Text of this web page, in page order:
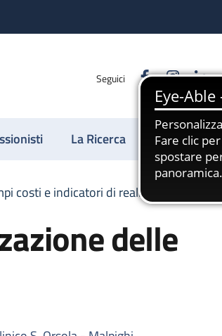
Seguici Facebook
La Ricerca
costi e indicatori di realizzazione delle
delle